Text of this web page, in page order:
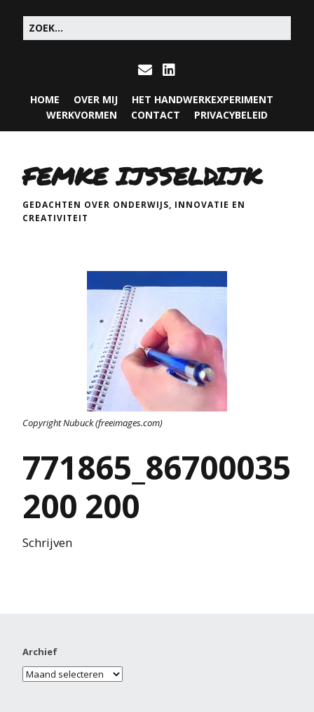
HOME OVER MIJ
HET HANDWERKEXPERIMENT
WERKVORMEN
CONTACT PRIVACYBELEID
FEMKE IJSSELDIJK
GEDACHTEN OVER ONDERWIJS, INNOVATIE EN
CREATIVITEIT
Copyright Nubuck (freeimages.com)
771865_86700035
200 200
Schrijven
Archief